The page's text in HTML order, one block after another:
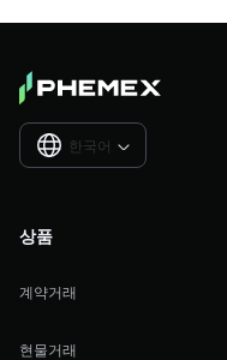
한국어 
상품
계약거래
현물거래